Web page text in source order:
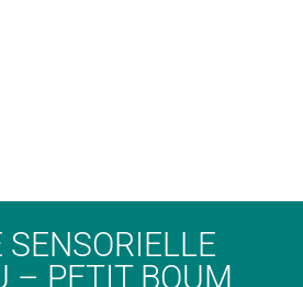
– PETIT BOUM